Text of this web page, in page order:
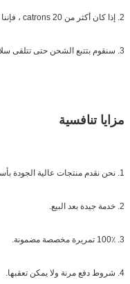
2. إذا كان أكثر من 20 catrons ، فإننا سوف معبأة مع البليت
3. سنقوم بتتبع الشحن حتى تتلقى سلامة البضائع
مزايا تنافسية
1. نحن نقدم منتجات عالية الجودة بأسعار تنافسية في التسليم السريع.
2. خدمة جيدة بعد البيع.
3. 100٪ تمريرة مخصصة مضمونة.
4. شروط دفع مرنة ولا يمكن تعقبها.